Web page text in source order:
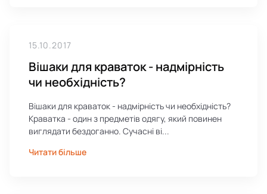
15.10.2017
Вішаки для краваток - надмірність
чи необхідність?
Вішаки для краваток - надмірність чи необхідність?
Краватка - один з предметів одягу, який повинен
виглядати бездоганно. Сучасні ві...
Читати більше